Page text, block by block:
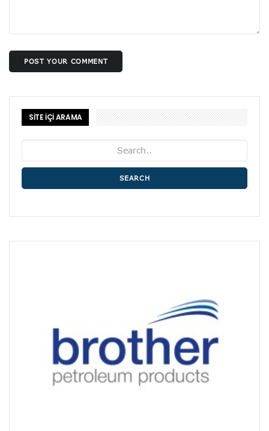
POST YOUR COMMENT
SİTE İÇİ ARAMA
SEARCH